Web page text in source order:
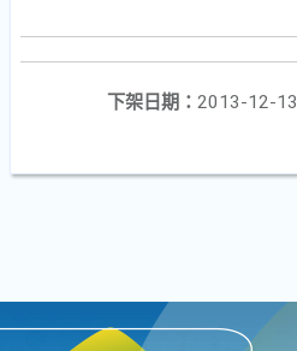
下架日期： 2013-12-13